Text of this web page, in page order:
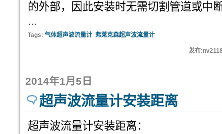
的外部，因此安装时无需切割管道或中
...
Tags: 气体超声波流量计 弗莱克森超声波流量计
发布
2014年1月5日
超声波流量计安装距离
超声波流量计安装距离：